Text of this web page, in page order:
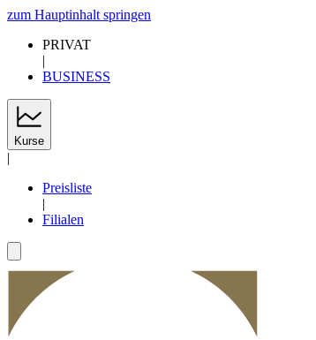
zum Hauptinhalt springen
PRIVAT
|
BUSINESS
Kurse
|
Preisliste
|
Filialen